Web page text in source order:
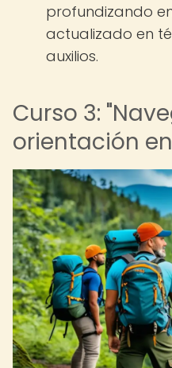
profundizando
actualizado en
auxilios.
Curso 3:
orientación